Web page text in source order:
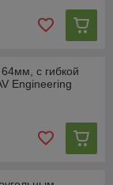
с гибкой
Engineering